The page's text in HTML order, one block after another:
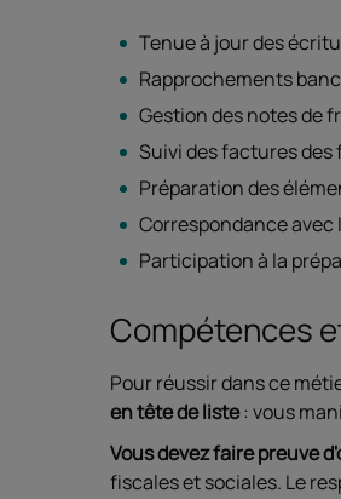
Tenue à jour des
Rapprochements
Gestion des notes de
Suivi des factures
Préparation des
Correspondance avec
Participation à la
Compétences
Pour réussir dans ce
en tête de liste: vous
Vous devez faire preuve
fiscales et sociales. Le